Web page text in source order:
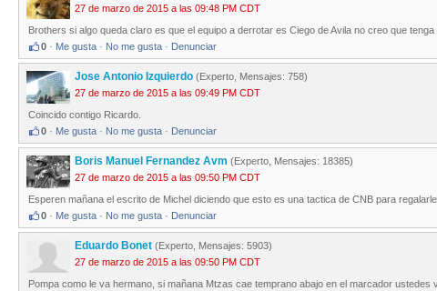
27 de marzo de 2015 a las 09:48 PM CDT
Brothers si algo queda claro es que el equipo a derrotar es Ciego de Avila no creo que tenga
0 · Me gusta · No me gusta · Denunciar
Jose Antonio Izquierdo (Experto, Mensajes: 758)
27 de marzo de 2015 a las 09:49 PM CDT
Coincido contigo Ricardo.
0 · Me gusta · No me gusta · Denunciar
Boris Manuel Fernandez Avm (Experto, Mensajes: 18385)
27 de marzo de 2015 a las 09:50 PM CDT
Esperen mañana el escrito de Michel diciendo que esto es una tactica de CNB para
0 · Me gusta · No me gusta · Denunciar
Eduardo Bonet (Experto, Mensajes: 5903)
27 de marzo de 2015 a las 09:50 PM CDT
Pompa como le va hermano, si mañana Mtzas cae temprano abajo en el marcador ustedes